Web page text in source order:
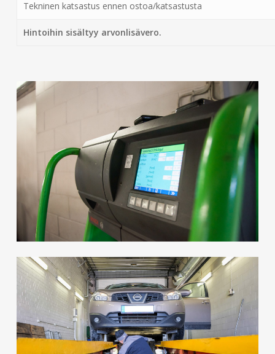
Tekninen katsastus ennen ostoa/katsastusta
Hintoihin sisältyy arvonlisävero.